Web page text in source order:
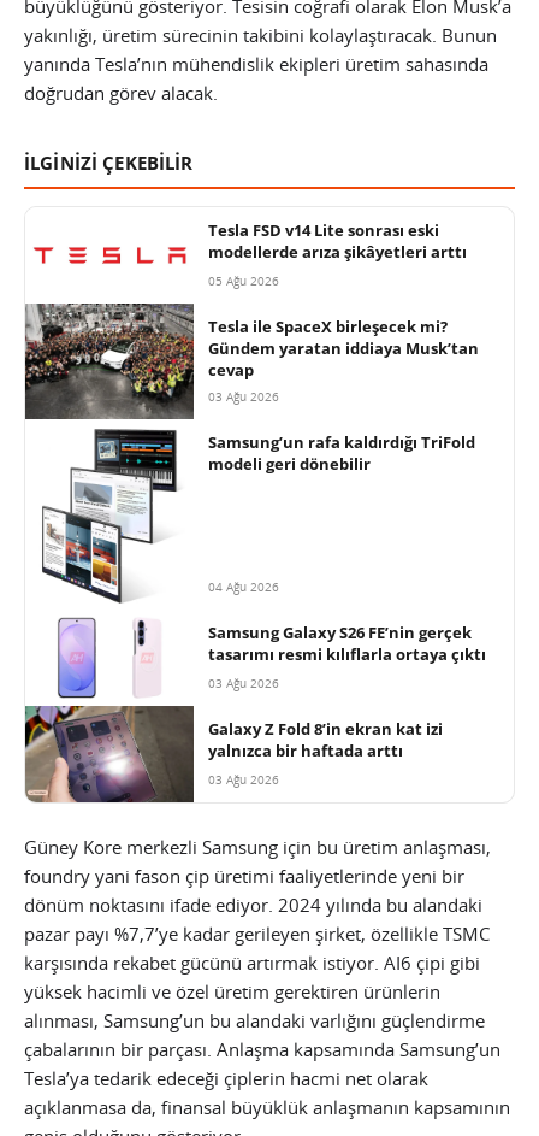
büyüklüğünü gösteriyor. Tesisin coğrafi olarak Elon Musk’a
yakınlığı, üretim sürecinin takibini kolaylaştıracak. Bunun
yanında Tesla’nın mühendislik ekipleri üretim sahasında
doğrudan görev alacak.
İLGİNİZİ ÇEKEBİLİR
Tesla FSD v14 Lite sonrası eski
modellerde arıza şikâyetleri arttı
05 Ağu 2026
Tesla ile SpaceX birleşecek mi?
Gündem yaratan iddiaya Musk’tan
cevap
03 Ağu 2026
Samsung’un rafa kaldırdığı TriFold
modeli geri dönebilir
04 Ağu 2026
Samsung Galaxy S26 FE’nin gerçek
tasarımı resmi kılıflarla ortaya çıktı
03 Ağu 2026
Galaxy Z Fold 8’in ekran kat izi
yalnızca bir haftada arttı
03 Ağu 2026
Güney Kore merkezli Samsung için bu üretim anlaşması,
foundry yani fason çip üretimi faaliyetlerinde yeni bir
dönüm noktasını ifade ediyor. 2024 yılında bu alandaki
pazar payı %7,7’ye kadar gerileyen şirket, özellikle TSMC
karşısında rekabet gücünü artırmak istiyor. AI6 çipi gibi
yüksek hacimli ve özel üretim gerektiren ürünlerin
alınması, Samsung’un bu alandaki varlığını güçlendirme
çabalarının bir parçası. Anlaşma kapsamında Samsung’un
Tesla’ya tedarik edeceği çiplerin hacmi net olarak
açıklanmasa da, finansal büyüklük anlaşmanın kapsamının